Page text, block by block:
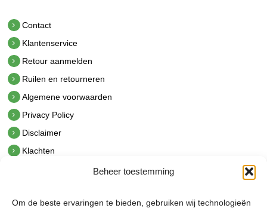
Beheer toestemming
Om de beste ervaringen te bieden, gebruiken wij technologieën
Contact
Klantenservice
Retour aanmelden
Ruilen en retourneren
Algemene voorwaarden
Privacy Policy
Disclaimer
Klachten
hetindustriehuis B.V.